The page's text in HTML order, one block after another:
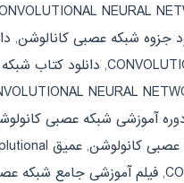
جزوه شبکه عصبی کانالوشن,
, دانلود کتاب
آموزشی شبکه عصبی
کانولوشن,عمیق Convolutional عصبی شبکه
,فیلم آموزشی جامع شبکه